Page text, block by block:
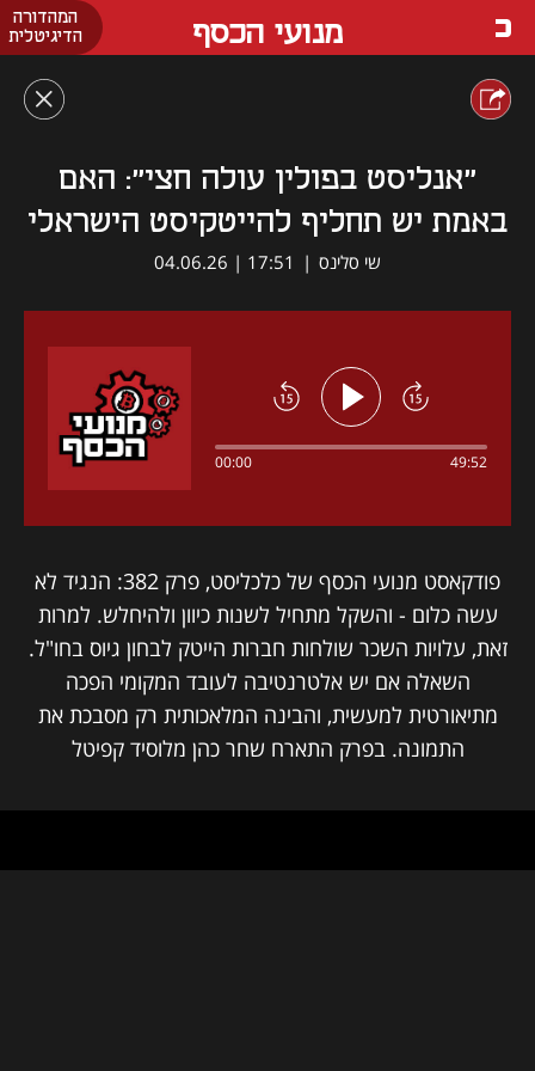
המהדורה
הדיגיטלית
מנועי הכסף
"אנליסט בפולין עולה חצי": האם
באמת יש תחליף להייטקיסט הישראלי
שי סלינס |
17:51 | 04.06.26
49:52
00:00
פודקאסט מנועי הכסף של כלכליסט, פרק 382: הנגיד לא
עשה כלום - והשקל מתחיל לשנות כיוון ולהיחלש. למרות
זאת, עלויות השכר שולחות חברות הייטק לבחון גיוס בחו"ל.
השאלה אם יש אלטרנטיבה לעובד המקומי הפכה
מתיאורטית למעשית, והבינה המלאכותית רק מסבכת את
התמונה. בפרק התארח שחר כהן מלוסיד קפיטל